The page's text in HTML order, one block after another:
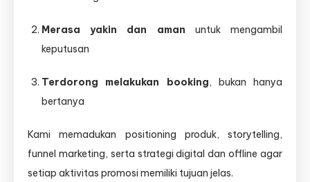
Merasa yakin dan aman untuk mengambil
keputusan
Terdorong melakukan booking, bukan hanya
bertanya
Kami memadukan positioning produk, storytelling,
funnel marketing, serta strategi digital dan offline agar
setiap aktivitas promosi memiliki tujuan jelas.